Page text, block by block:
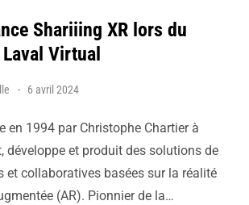
Shariiing XR lors du
Virtual
6 avril 2024
en 1994 par Christophe Chartier à
développe et produit des solutions de
et collaboratives basées sur la réalité
(AR). Pionnier de la…